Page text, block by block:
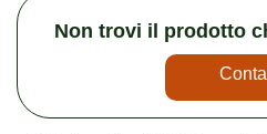
Non trovi il prodotto